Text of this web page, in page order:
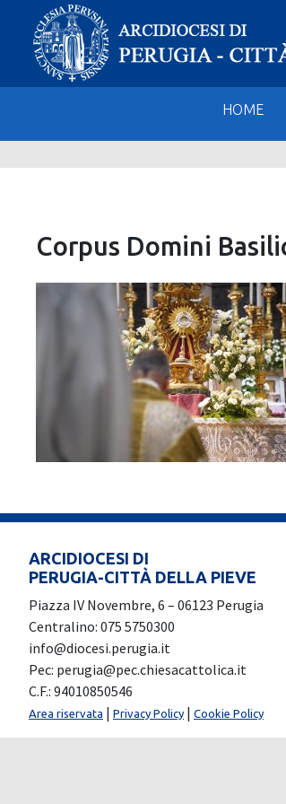
content
HOME
Corpus Domini
ARCIDIOCESI DI
PERUGIA-CITTÀ DELLA PIEVE
Piazza IV Novembre, 6 – 06123 Perugia
Centralino: 075 5750300
info@diocesi.perugia.it
Pec: perugia@pec.chiesacattolica.it
C.F.: 94010850546
Area riservata | Privacy Policy | Cookie Policy